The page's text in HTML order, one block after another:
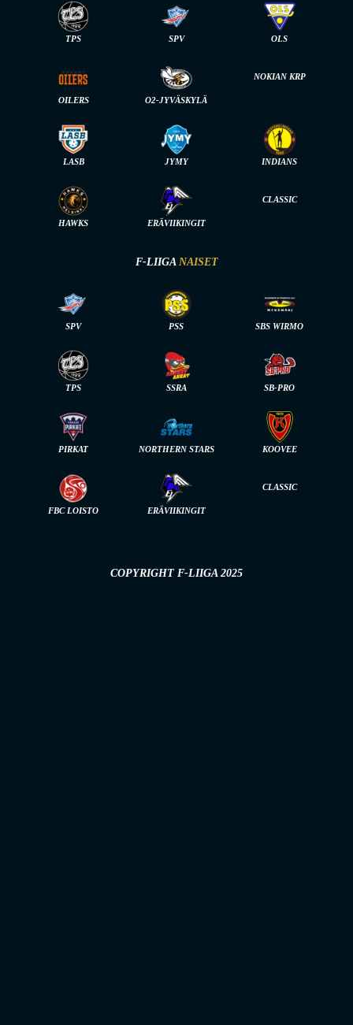
TPS SPV OLS
OILERS O2-JYVÄSKYLÄ
NOKIAN KRP
LASB JYMY INDIANS
HAWKS ERÄVIIKINGIT
CLASSIC
F-LIIGA NAISET
SPV PSS SBS WIRMO
TPS SSRA SB-PRO
PIRKAT NORTHERN STARS KOOVEE
FBC LOISTO ERÄVIIKINGIT
CLASSIC
COPYRIGHT F-LIIGA 2025